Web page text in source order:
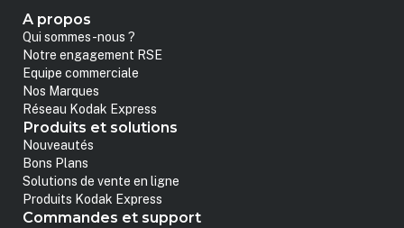
A propos
Qui sommes-nous ?
Notre engagement RSE
Equipe commerciale
Nos Marques
Réseau Kodak Express
Produits et solutions
Nouveautés
Bons Plans
Solutions de vente en ligne
Produits Kodak Express
Commandes et support